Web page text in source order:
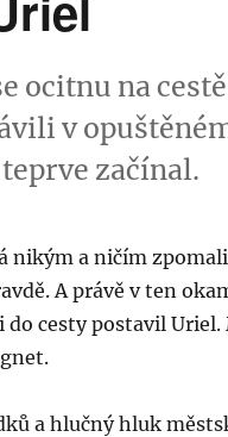
ocitnu na
v
začínal.
nikým a ničím
A právě v ten
cesty postavil Uriel.
a hlučný hluk